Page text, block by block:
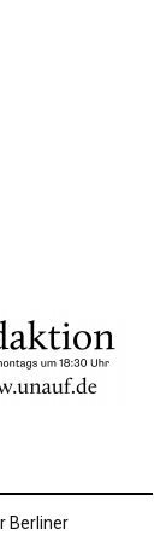
Berliner